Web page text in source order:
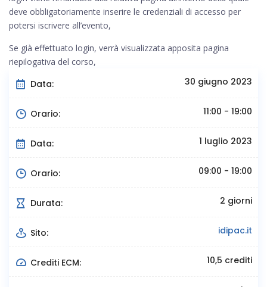
deve obbligatoriamente inserire le credenziali di accesso per
potersi iscrivere all’evento,
Se già effettuato login, verrà visualizzata apposita pagina
riepilogativa del corso,
Data: 30 giugno 2023
Orario: 11:00 - 19:00
Data: 1 luglio 2023
Orario: 09:00 - 19:00
Durata: 2 giorni
Sito: idipac.it
Crediti ECM: 10,5 crediti